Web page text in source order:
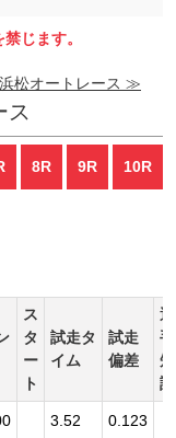
じます。
松オートレース ≫
ス
8R 9R 10R
ス
タ
ー
ト
試走タ
イム
試走
偏差
選
手
短
評
3.52 0.123